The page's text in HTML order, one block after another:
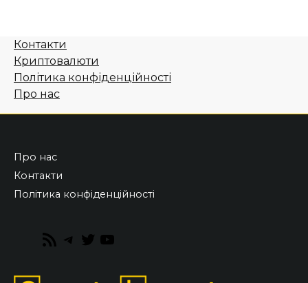
Контакти
Криптовалюти
Політика конфіденційності
Про нас
Про нас
Контакти
Політика конфіденційності
RSS
Telegram
Twitter